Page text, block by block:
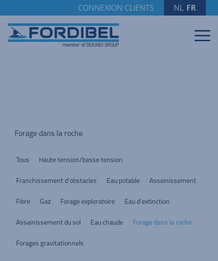
CONNEXION CLIENTS NL/FR
Haute tension/basse tension
Franchissement d’obstacles Assainissement
Eau potable
Fibre Gaz
Tous
Forage exploratoire Eau d’extinction
Assainissement du sol Eau chaude Forage dans la roche
Forages gravitationnels
Forage dans la roche